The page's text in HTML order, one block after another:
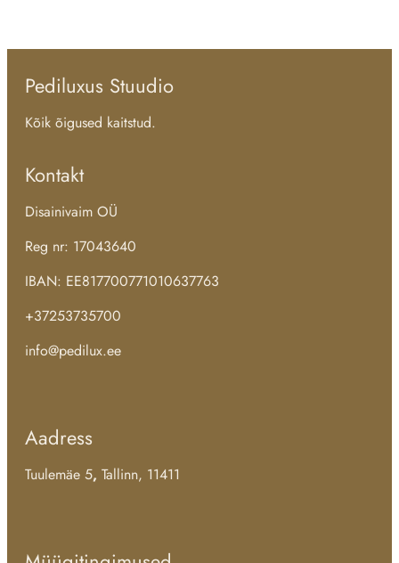
Pediluxus Stuudio
Kõik õigused kaitstud.
Kontakt
Disainivaim OÜ
Reg nr: 17043640
IBAN: EE817700771010637763
+37253735700
info@pedilux.ee
Aadress
Tuulemäe 5, Tallinn, 11411